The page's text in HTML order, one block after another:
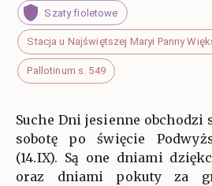
Szaty fioletowe
Stacja u Najświętszej Maryi Panny
Pallotinum s. 549
Suche Dni jesienne obchodzi
sobotę po święcie
(14.IX). Są one dniami
oraz dniami pokuty za